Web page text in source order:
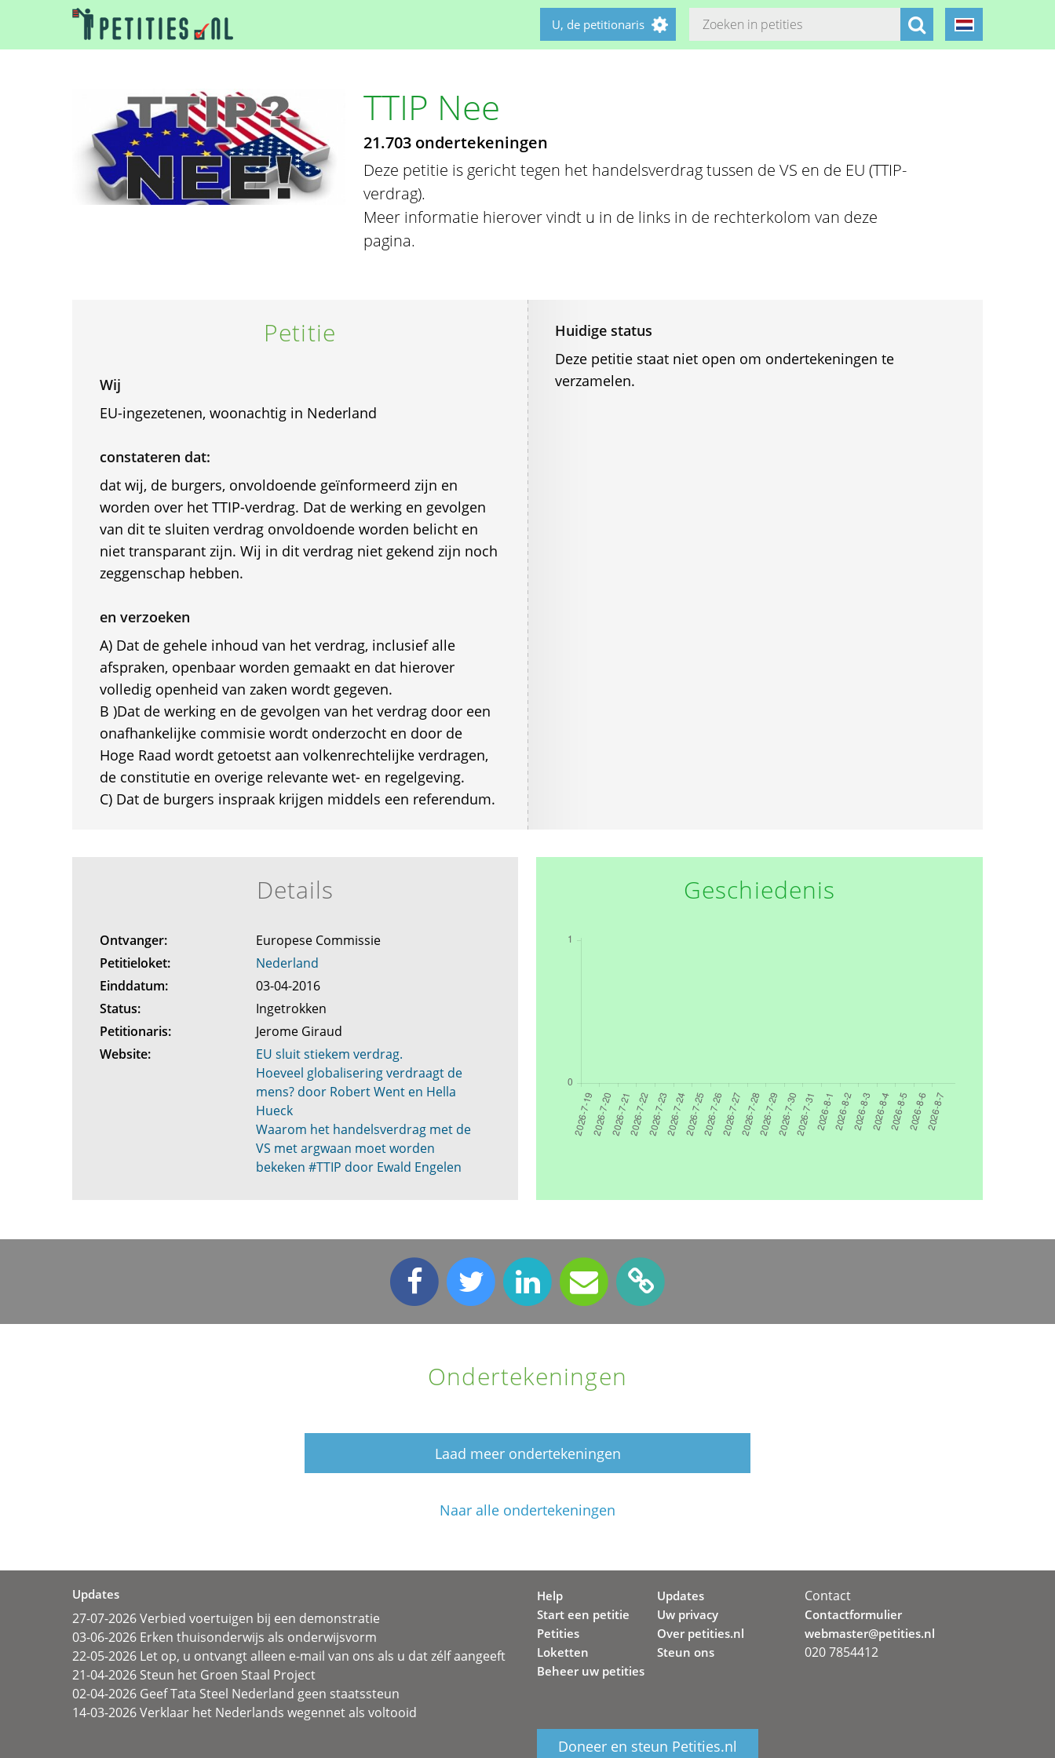
U, de petitionaris
TTIP Nee
21.703 ondertekeningen
Deze petitie is gericht tegen het handelsverdrag tussen de VS en de EU (TTIP-
verdrag).
Meer informatie hierover vindt u in de links in de rechterkolom van deze
pagina.
Petitie
Wij
EU-ingezetenen, woonachtig in Nederland
constateren dat:
dat wij, de burgers, onvoldoende geïnformeerd zijn en
worden over het TTIP-verdrag. Dat de werking en gevolgen
van dit te sluiten verdrag onvoldoende worden belicht en
niet transparant zijn. Wij in dit verdrag niet gekend zijn noch
zeggenschap hebben.
en verzoeken
A) Dat de gehele inhoud van het verdrag, inclusief alle
afspraken, openbaar worden gemaakt en dat hierover
volledig openheid van zaken wordt gegeven.
B )Dat de werking en de gevolgen van het verdrag door een
onafhankelijke commisie wordt onderzocht en door de
Hoge Raad wordt getoetst aan volkenrechtelijke verdragen,
de constitutie en overige relevante wet- en regelgeving.
C) Dat de burgers inspraak krijgen middels een referendum.
Huidige status
Deze petitie staat niet open om ondertekeningen te
verzamelen.
Details
Ontvanger:
Europese Commissie
Petitieloket:
Nederland
Einddatum:
03-04-2016
Status:
Ingetrokken
Petitionaris:
Jerome Giraud
Website:
EU sluit stiekem verdrag.
Hoeveel globalisering verdraagt de
mens? door Robert Went en Hella
Hueck
Waarom het handelsverdrag met de
VS met argwaan moet worden
bekeken #TTIP door Ewald Engelen
Geschiedenis
Ondertekeningen
Laad meer ondertekeningen
Naar alle ondertekeningen
Updates
27-07-2026 Verbied voertuigen bij een demonstratie
03-06-2026 Erken thuisonderwijs als onderwijsvorm
22-05-2026 Let op, u ontvangt alleen e-mail van ons als u dat zélf aangeeft
21-04-2026 Steun het Groen Staal Project
02-04-2026 Geef Tata Steel Nederland geen staatssteun
14-03-2026 Verklaar het Nederlands wegennet als voltooid
Help
Start een petitie
Petities
Loketten
Beheer uw petities
Updates
Uw privacy
Over petities.nl
Steun ons
Doneer en steun Petities.nl
Contact
Contactformulier
webmaster@petities.nl
020 7854412